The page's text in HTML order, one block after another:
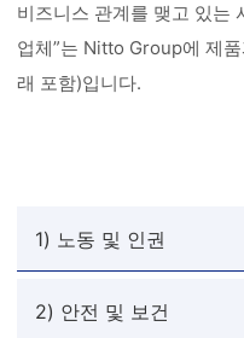
비즈니스 관계를 맺고 있는
업체”는 Nitto Group에 제
래 포함)입니다.
1) 노동 및 인권
2) 안전 및 보건